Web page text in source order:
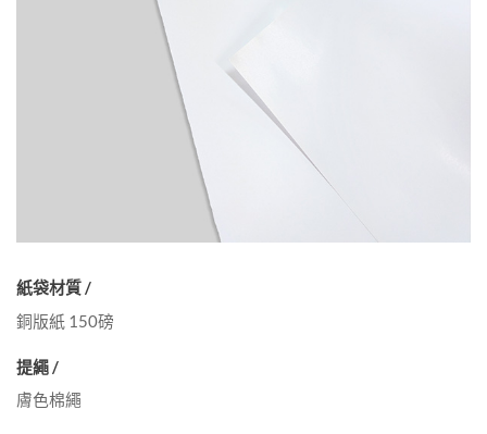
紙袋材質 /
銅版紙 150磅
提繩 /
膚色棉繩